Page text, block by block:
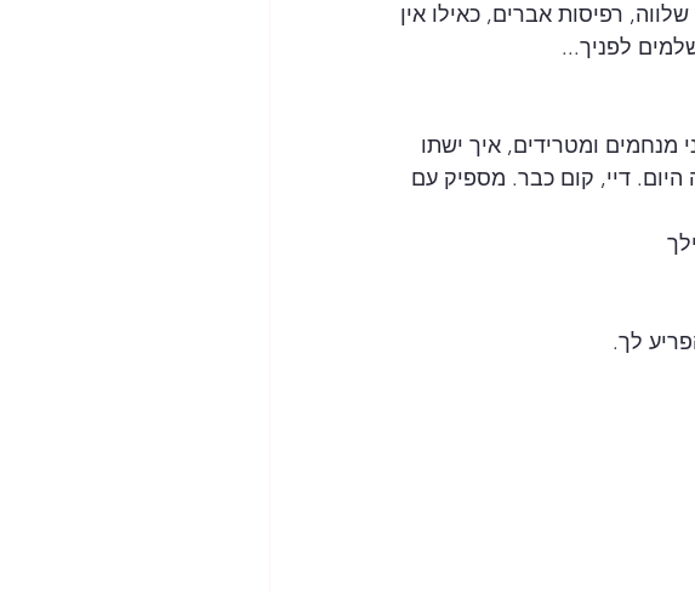
רפיסות אברים, כאילו אין
לפניך...
מנחמים ומטרידים, איך ישתו
היום. דיי, קום כבר. מספיק עם
לך.